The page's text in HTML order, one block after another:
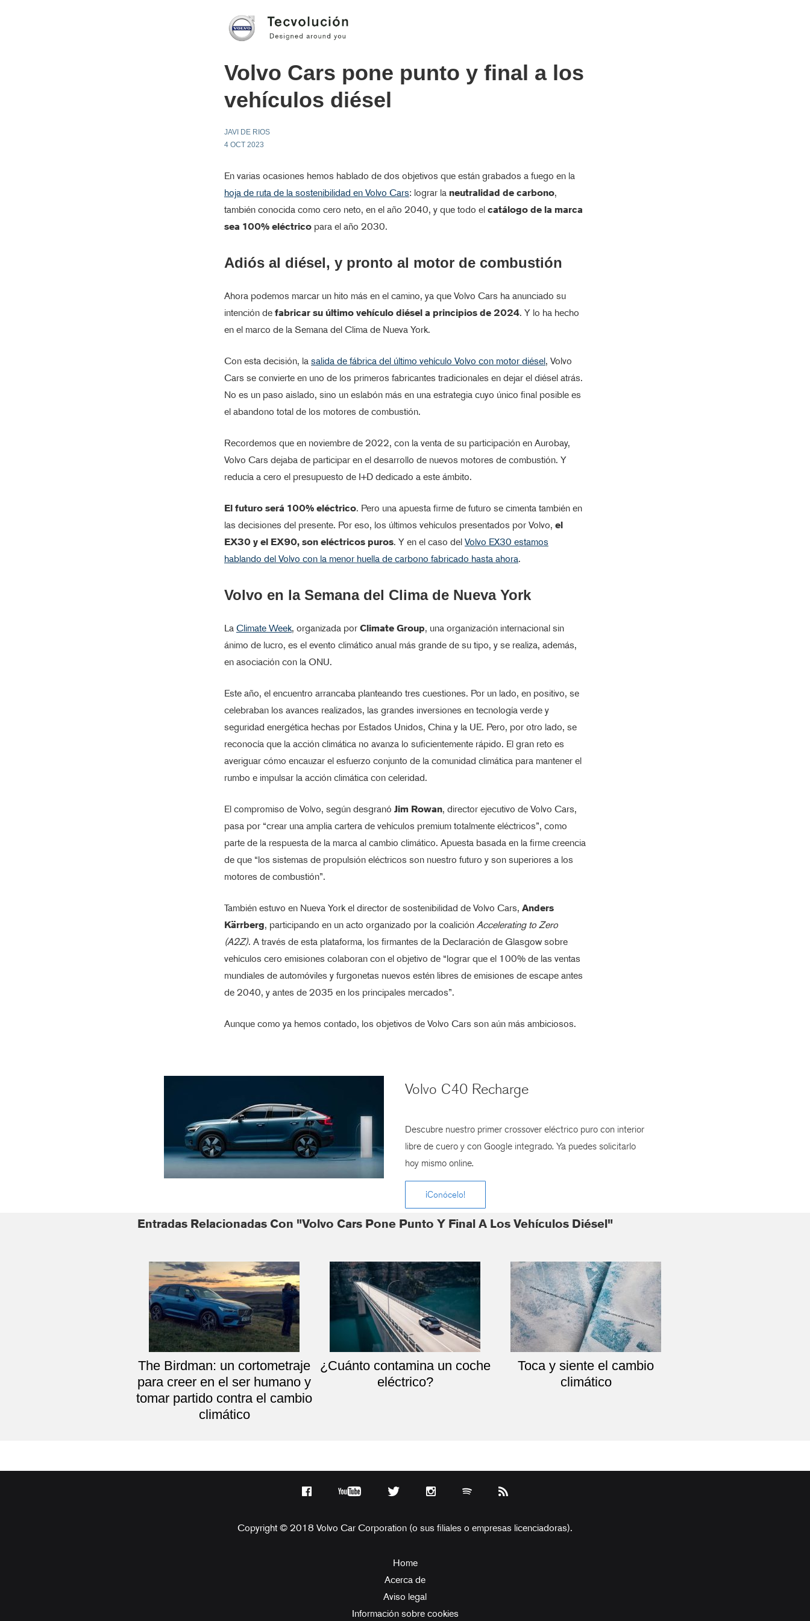
Volvo Cars pone punto y final a los
vehículos diésel
JAVI DE RIOS
4 OCT 2023
En varias ocasiones hemos hablado de dos objetivos que están grabados a fuego en la
hoja de ruta de la sostenibilidad en Volvo Cars: lograr la neutralidad de carbono,
también conocida como cero neto, en el año 2040, y que todo el catálogo de la marca
sea 100% eléctrico para el año 2030.
Adiós al diésel, y pronto al motor de combustión
Ahora podemos marcar un hito más en el camino, ya que Volvo Cars ha anunciado su
intención de fabricar su último vehículo diésel a principios de 2024. Y lo ha hecho
en el marco de la Semana del Clima de Nueva York.
Con esta decisión, la salida de fábrica del último vehículo Volvo con motor diésel, Volvo
Cars se convierte en uno de los primeros fabricantes tradicionales en dejar el diésel atrás.
No es un paso aislado, sino un eslabón más en una estrategia cuyo único final posible es
el abandono total de los motores de combustión.
Recordemos que en noviembre de 2022, con la venta de su participación en Aurobay,
Volvo Cars dejaba de participar en el desarrollo de nuevos motores de combustión. Y
reducía a cero el presupuesto de I+D dedicado a este ámbito.
El futuro será 100% eléctrico. Pero una apuesta firme de futuro se cimenta también en
las decisiones del presente. Por eso, los últimos vehículos presentados por Volvo, el
EX30 y el EX90, son eléctricos puros. Y en el caso del Volvo EX30 estamos
hablando del Volvo con la menor huella de carbono fabricado hasta ahora.
Volvo en la Semana del Clima de Nueva York
La Climate Week, organizada por Climate Group, una organización internacional sin
ánimo de lucro, es el evento climático anual más grande de su tipo, y se realiza, además,
en asociación con la ONU.
Este año, el encuentro arrancaba planteando tres cuestiones. Por un lado, en positivo, se
celebraban los avances realizados, las grandes inversiones en tecnología verde y
seguridad energética hechas por Estados Unidos, China y la UE. Pero, por otro lado, se
reconocía que la acción climática no avanza lo suficientemente rápido. El gran reto es
averiguar cómo encauzar el esfuerzo conjunto de la comunidad climática para mantener el
rumbo e impulsar la acción climática con celeridad.
El compromiso de Volvo, según desgranó Jim Rowan, director ejecutivo de Volvo Cars,
pasa por “crear una amplia cartera de vehículos premium totalmente eléctricos”, como
parte de la respuesta de la marca al cambio climático. Apuesta basada en la firme creencia
de que “los sistemas de propulsión eléctricos son nuestro futuro y son superiores a los
motores de combustión”.
También estuvo en Nueva York el director de sostenibilidad de Volvo Cars, Anders
Kärrberg, participando en un acto organizado por la coalición Accelerating to Zero
(A2Z). A través de esta plataforma, los firmantes de la Declaración de Glasgow sobre
vehículos cero emisiones colaboran con el objetivo de “lograr que el 100% de las ventas
mundiales de automóviles y furgonetas nuevos estén libres de emisiones de escape antes
de 2040, y antes de 2035 en los principales mercados”.
Aunque como ya hemos contado, los objetivos de Volvo Cars son aún más ambiciosos.
Volvo C40 Recharge
Descubre nuestro primer crossover eléctrico puro con interior
libre de cuero y con Google integrado. Ya puedes solicitarlo
hoy mismo online.
¡Conócelo!
Entradas Relacionadas Con "Volvo Cars Pone Punto Y Final A Los Vehículos Diésel"
The Birdman: un cortometraje
para creer en el ser humano y
tomar partido contra el cambio
climático
¿Cuánto contamina un coche
eléctrico?
Toca y siente el cambio
climático
Copyright © 2018 Volvo Car Corporation (o sus filiales o empresas licenciadoras).
Home
Acerca de
Aviso legal
Información sobre cookies